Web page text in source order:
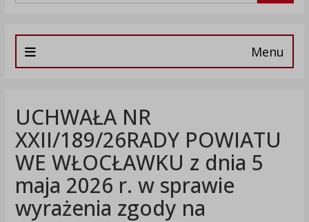
Menu
UCHWAŁA NR
XXII/189/26RADY POWIATU
WE WŁOCŁAWKU z dnia 5
maja 2026 r. w sprawie
wyrażenia zgody na